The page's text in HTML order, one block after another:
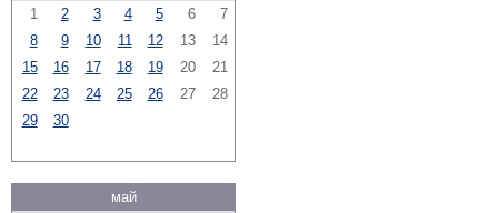
1
2 3 4 5 6
7
8
9 10 11 12 13
14
15
16 17 18 19 20
21
22
23 24 25 26 27
28
29
30
май